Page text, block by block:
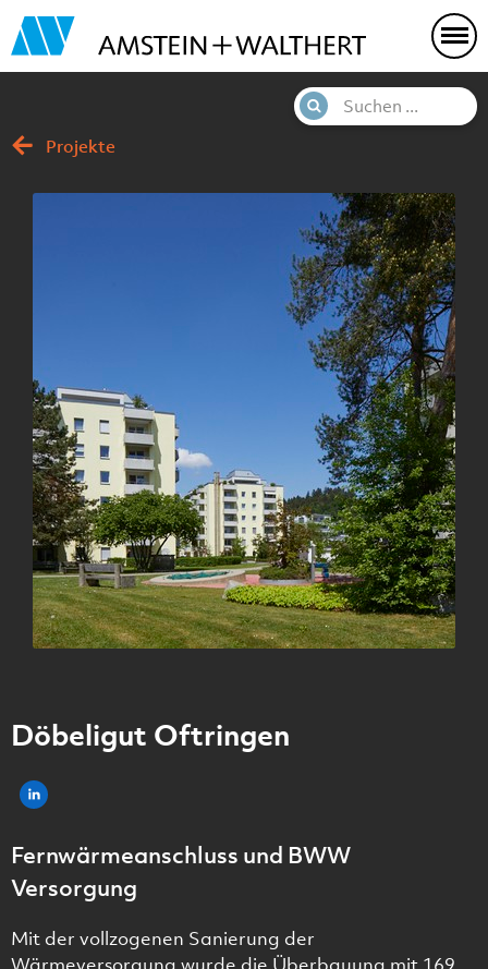
Projekte
Döbeligut Oftringen
Fernwärmeanschluss und BWW
Versorgung
Mit der vollzogenen Sanierung der